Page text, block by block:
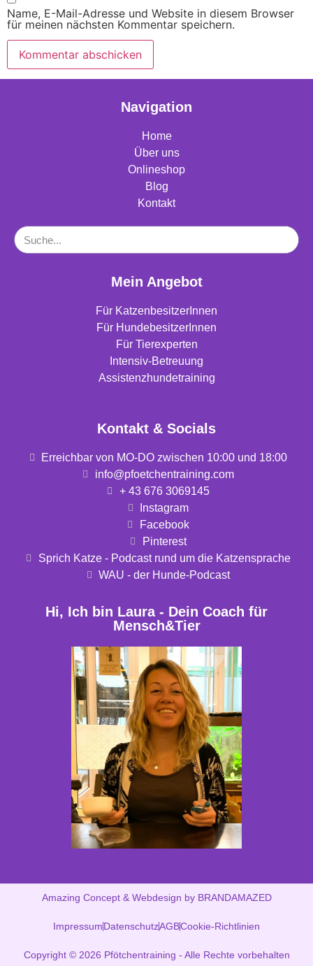
Name, E-Mail-Adresse und Website in diesem Browser
für meinen nächsten Kommentar speichern.
Navigation
Home
Über uns
Onlineshop
Blog
Kontakt
Mein Angebot
Für KatzenbesitzerInnen
Für HundebesitzerInnen
Für Tierexperten
Intensiv-Betreuung
Assistenzhundetraining
Kontakt & Socials
Erreichbar von MO-DO zwischen 10:00 und 18:00
info@pfoetchentraining.com
+ 43 676 3069145
Instagram
Facebook
Pinterest
Sprich Katze - Podcast rund um die Katzensprache
WAU - der Hunde-Podcast
Hi, Ich bin Laura - Dein Coach für
Mensch&Tier
Amazing Concept & Webdesign by BRANDAMAZED
ImpressumDatenschutzAGBCookie-Richtlinien
Copyright © 2026 Pfötchentraining - Alle Rechte vorbehalten